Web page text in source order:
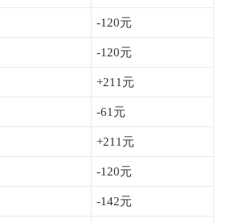
-120元
-120元
+211元
-61元
+211元
-120元
-142元